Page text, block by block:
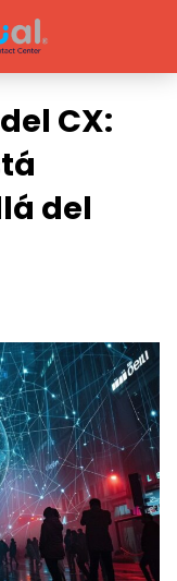
CX:
del